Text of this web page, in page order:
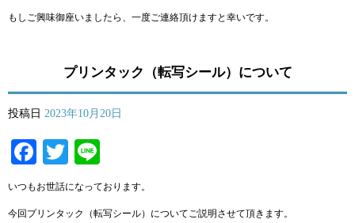
もしご興味御座いましたら、一度ご連絡頂けますと幸いです。
プリンタック（転写シール）について
投稿日 2023年10月20日
Facebook
Twitter
いつもお世話になっております。
今回プリンタック（転写シール）についてご説明させて頂きます。